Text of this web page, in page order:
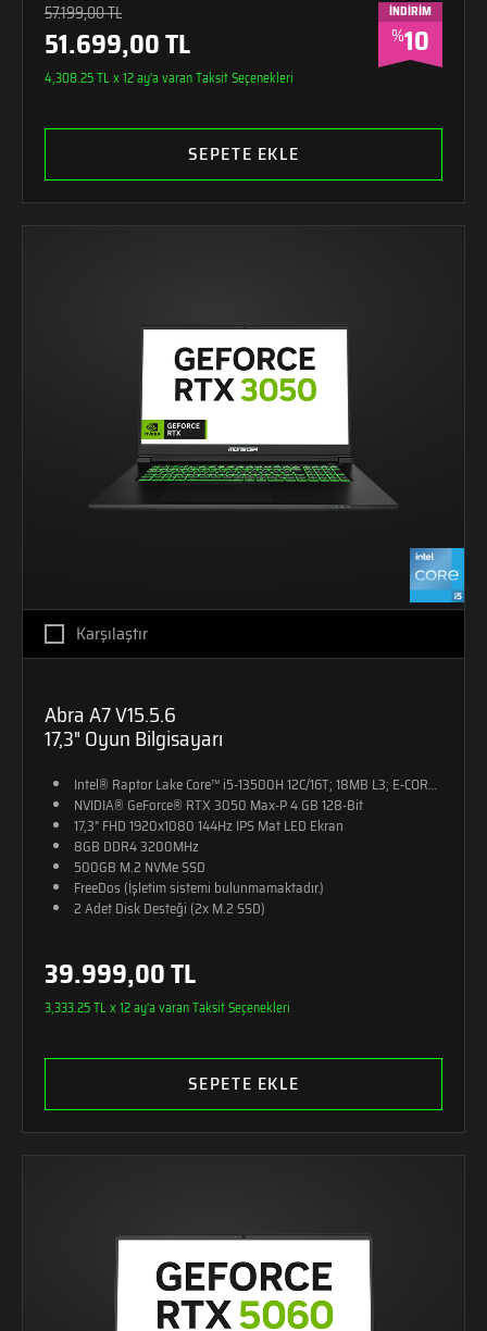
Monster Sırt Çantası Hediye
57.199,00 TL
51.699,00 TL
İNDİRİM
%10
4,308.25 TL x 12 ay'a varan Taksit Seçenekleri
SEPETE EKLE
Karşılaştır
Abra A7 V15.5.6
17,3" Oyun Bilgisayarı
Intel® Raptor Lake Core™ i5-13500H 12C/16T; 18MB L3; E-CORE Max
NVIDIA® GeForce® RTX 3050 Max-P 4 GB 128-Bit
17,3" FHD 1920x1080 144Hz IPS Mat LED Ekran
8GB DDR4 3200MHz
500GB M.2 NVMe SSD
FreeDos (İşletim sistemi bulunmamaktadır.)
2 Adet Disk Desteği (2x M.2 SSD)
Monster Sırt Çantası Hediye
39.999,00 TL
3,333.25 TL x 12 ay'a varan Taksit Seçenekleri
SEPETE EKLE